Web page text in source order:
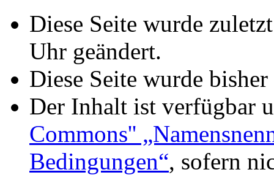
Diese Seite wurde
Uhr geändert.
Diese Seite wurde
Der Inhalt ist verfügbar
Commons''
Bedingungen“, sofern